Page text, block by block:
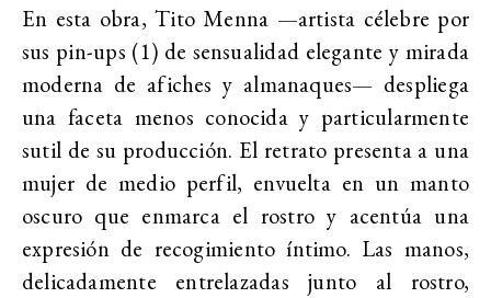
En esta obra, Tito Menna —artista célebre por
sus pin-ups (1) de sensualidad elegante y mirada
moderna de afiches y almanaques— despliega
una faceta menos conocida y particularmente
sutil de su producción. El retrato presenta a una
mujer de medio perfil, envuelta en un manto
oscuro que enmarca el rostro y acentúa una
expresión de recogimiento íntimo. Las manos,
delicadamente entrelazadas junto al rostro,